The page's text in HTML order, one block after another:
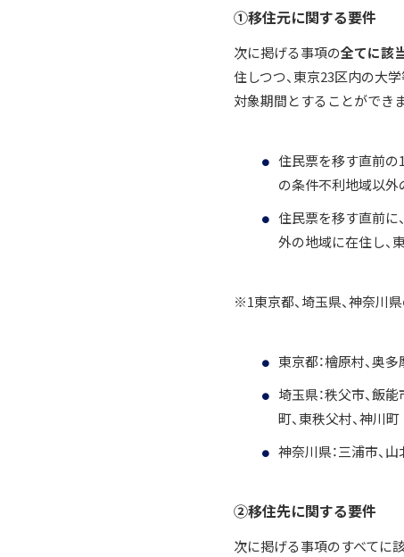
①移住元に関する要件
次に掲げる事項の全てに該
住しつつ、東京23区内の大
対象期間とすることができ
住民票を移す直前の
の条件不利地域以外
住民票を移す直前に
外の地域に在住し、
※1東京都、埼玉県、神奈川
東京都：檜原村、奥
埼玉県：秩父市、飯
町、東秩父村、神川町
神奈川県：三浦市、
②移住先に関する要件
次に掲げる事項のすべてに